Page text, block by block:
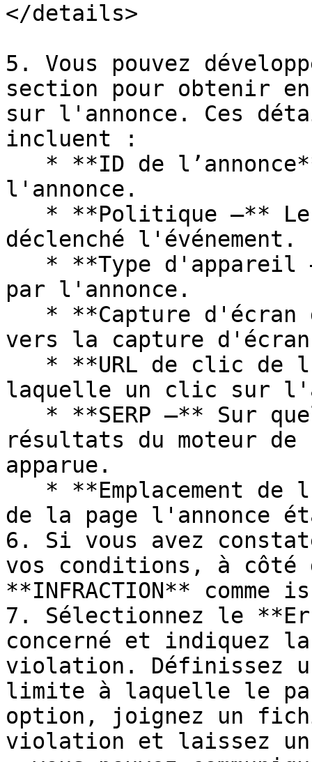
</details>
5. Vous pouvez
section pour obtenir
sur l'annonce. Ces
incluent :
l'annonce.
déclenché l'événement.
par l'annonce.
vers la capture
laquelle un clic sur
résultats du moteur de
apparue.
de la page l'annonce
6. Si vous avez
vos conditions, à côté
**INFRACTION**
7. Sélectionnez le
concerné et indiquez
violation. Définissez
limite à laquelle le
option, joignez un
violation et laissez un